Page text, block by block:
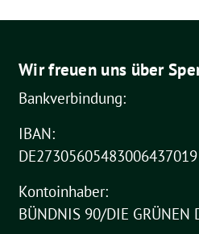
Wir freuen uns über
Bankverbindung:
IBAN:
DE27305605483006437019
Kontoinhaber:
BÜNDNIS 90/DIE GRÜNEN